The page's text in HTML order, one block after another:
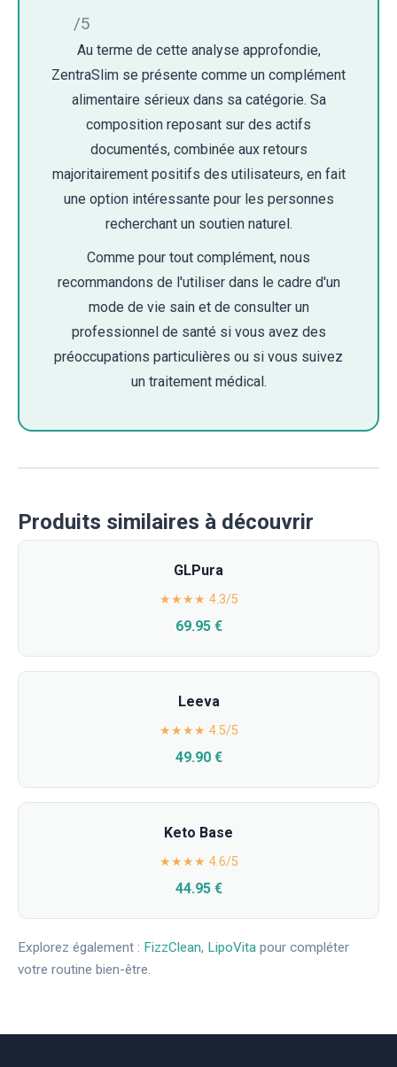
/5
Au terme de cette analyse approfondie,
ZentraSlim se présente comme un complément
alimentaire sérieux dans sa catégorie. Sa
composition reposant sur des actifs
documentés, combinée aux retours
majoritairement positifs des utilisateurs, en fait
une option intéressante pour les personnes
recherchant un soutien naturel.
Comme pour tout complément, nous
recommandons de l'utiliser dans le cadre d'un
mode de vie sain et de consulter un
professionnel de santé si vous avez des
préoccupations particulières ou si vous suivez
un traitement médical.
Produits similaires à découvrir
GLPura
★★★★ 4.3/5
69.95 €
Leeva
★★★★ 4.5/5
49.90 €
Keto Base
★★★★ 4.6/5
44.95 €
Explorez également : FizzClean, LipoVita pour compléter
votre routine bien-être.